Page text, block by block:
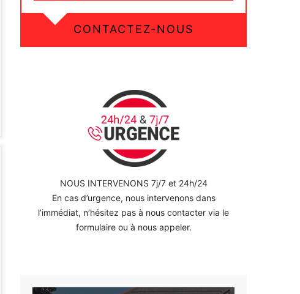
CONTACTEZ-NOUS
NOUS INTERVENONS 7j/7 et 24h/24
En cas d’urgence, nous intervenons dans
l’immédiat, n’hésitez pas à nous contacter via le
formulaire ou à nous appeler.